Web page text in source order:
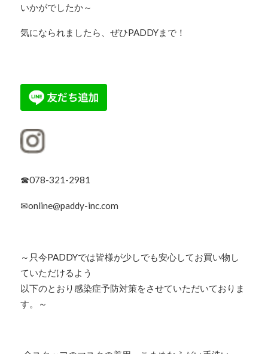
いかがでしたか～
気になられましたら、ぜひPADDYまで！
☎078-321-2981
✉online@paddy-inc.com
～只今PADDYでは皆様が少しでも安心してお買い物し
ていただけるよう
以下のとおり感染症予防対策をさせていただいておりま
す。～